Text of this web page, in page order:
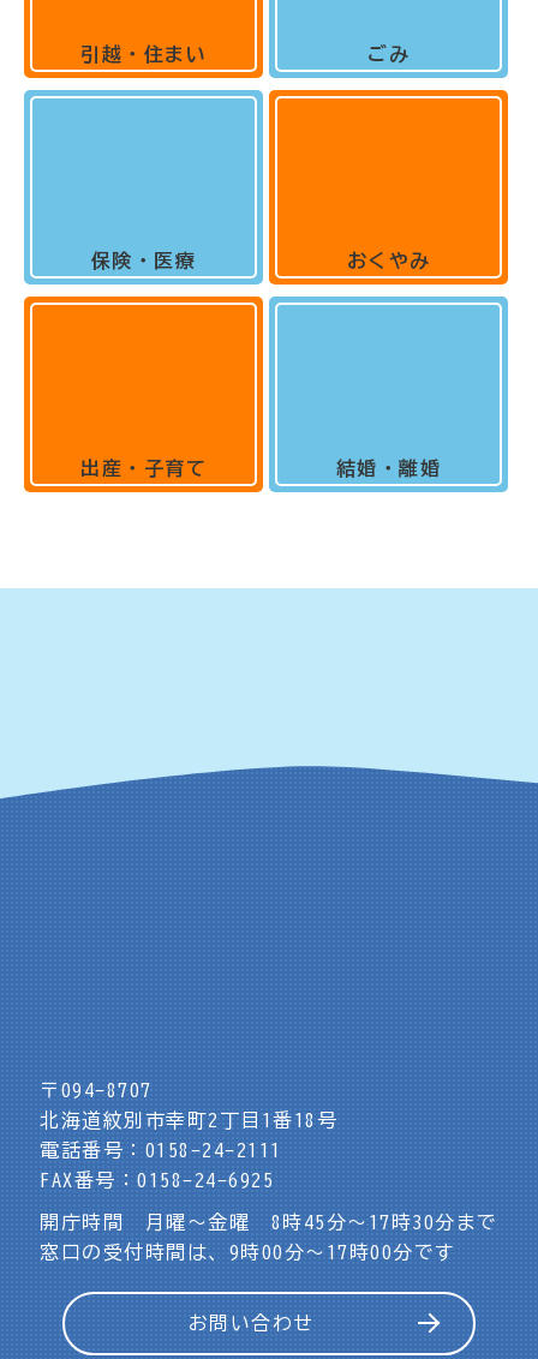
引越・住まい
保険・医療
出産・子育て
ごみ
おくやみ
結婚・離婚
〒094-8707
北海道紋別市幸町2丁目1番18号
電話番号：0158-24-2111
FAX番号：0158-24-6925
開庁時間 月曜～金曜 8時45分～17時30分まで
窓口の受付時間は、9時00分～17時00分です
お問い合わせ